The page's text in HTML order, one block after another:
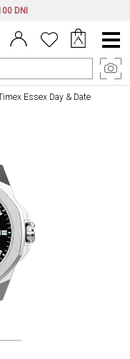
DNI
Menu
główne
Essex Day & Date